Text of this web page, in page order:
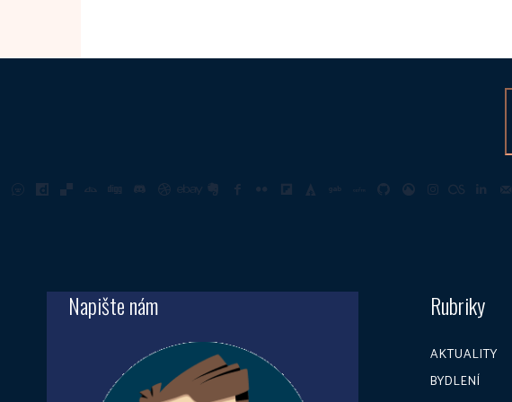
Napište nám Rubriky
AKTUALITY
BYDLENÍ